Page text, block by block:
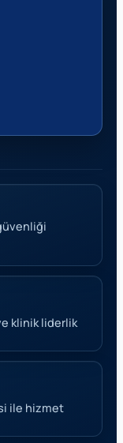
klinik liderlik
ile hizmet